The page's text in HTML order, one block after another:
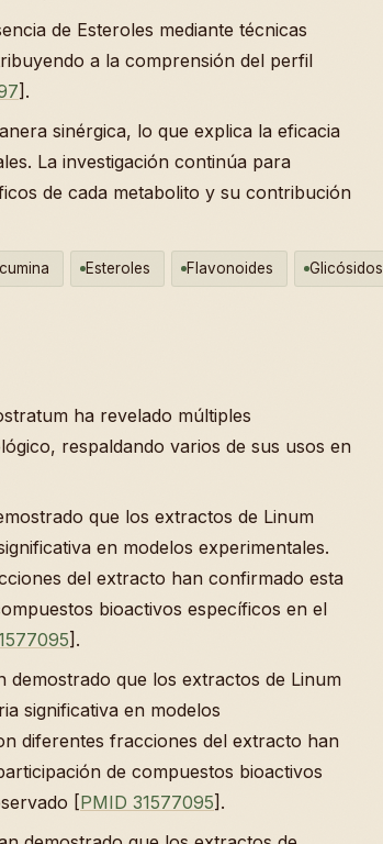
de Esteroles mediante técnicas
a la comprensión del perfil
].
sinérgica, lo que explica la eficacia
La investigación continúa para
de cada metabolito y su contribución
Esteroles Flavonoides Glicósidos
ha revelado múltiples
respaldando varios de sus usos en
que los extractos de Linum
en modelos experimentales.
del extracto han confirmado esta
bioactivos específicos en el
].
demostrado que los extractos de Linum
significativa en modelos
diferentes fracciones del extracto han
de compuestos bioactivos
[PMID 31577095].